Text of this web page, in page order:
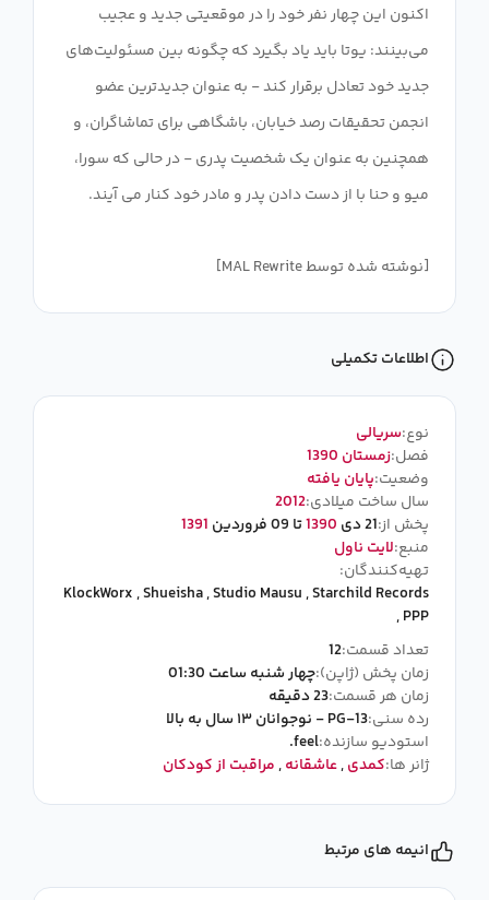
اکنون این چهار نفر خود را در موقعیتی جدید و عجیب
می‌بینند: یوتا باید یاد بگیرد که چگونه بین مسئولیت‌های
جدید خود تعادل برقرار کند - به عنوان جدیدترین عضو
انجمن تحقیقات رصد خیابان، باشگاهی برای تماشاگران، و
همچنین به عنوان یک شخصیت پدری - در حالی که سورا،
[نوشته شده توسط MAL Rewrite]
اطلاعات تکمیلی
نوع:سریالی
فصل:زمستان 1390
وضعیت:پایان یافته
سال ساخت میلادی:2012
پخش از:21 دی 1390تا 09 فروردین
1391
منبع:لایت ناول
تهیه‌کنندگان:
KlockWorx,Shueisha,Studio Mausu,Starchild Records
,PPP
تعداد قسمت:12
زمان پخش (ژاپن):چهار شنبه ساعت 01:30
زمان هر قسمت:23 دقیقه
رده سنی:PG-13 - نوجوانان ۱۳ سال به بالا
استودیو سازنده:feel.
ژانر ها:کمدی,عاشقانه,مراقبت از کودکان
انیمه های مرتبط